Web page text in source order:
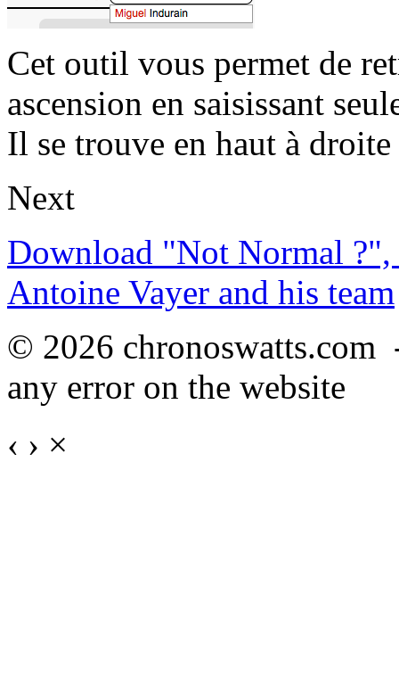
Cet outil vous permet de
ascension en saisissant
Il se trouve en haut à
Next
Download "Not Normal ?",
Antoine Vayer and his team
© 2026
any error on the website
‹ › ×